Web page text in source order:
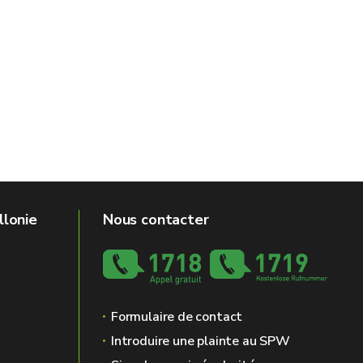
Nous contacter
Formulaire de contact
Introduire une plainte au SPW